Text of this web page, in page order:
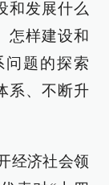
和发展什么
怎样建设和
题的探索
系、不断升
经济社会领